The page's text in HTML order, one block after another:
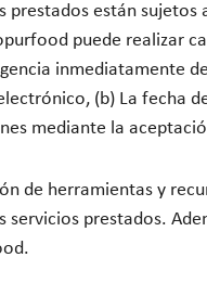
prestados están
puede realizar
inmediatamente
(b) La fecha
mediante la
de herramientas y
servicios prestados.